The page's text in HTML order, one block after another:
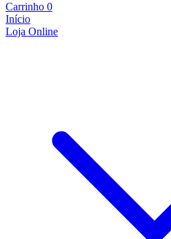
Carrinho 0
Início
Loja Online